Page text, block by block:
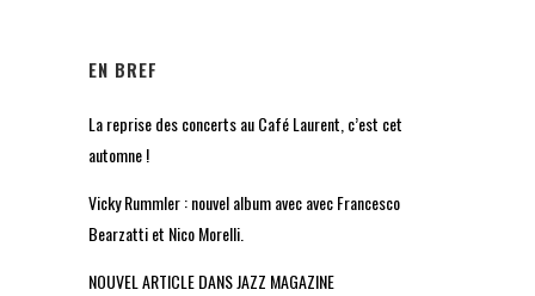
EN BREF
La reprise des concerts au Café Laurent, c’est cet
automne !
Vicky Rummler : nouvel album avec avec Francesco
Bearzatti et Nico Morelli.
NOUVEL ARTICLE DANS JAZZ MAGAZINE